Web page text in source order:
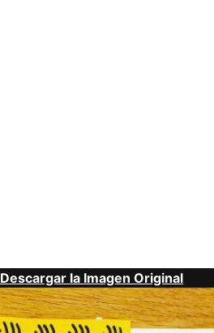
Descargar la Imagen Original